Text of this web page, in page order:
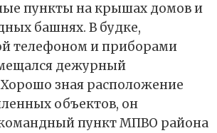
пункты на крышах домов и
башнях. В будке,
телефоном и приборами
дежурный
зная расположение
объектов, он
пункт МПВО района